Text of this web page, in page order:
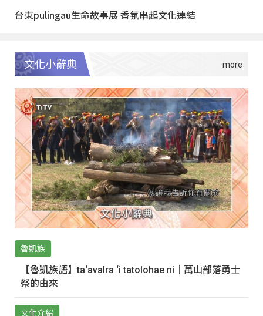
台東pulingau生命故事展 香氛串起文化連結
文化小辭典
魯凱族
【魯凱族語】ta‘avalra ‘i tatolohae ni｜萬山部落勇士
祭的由來
文化介紹